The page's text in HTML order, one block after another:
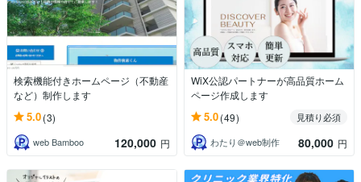
検索機能付きホームページ（不動産
など）制作します
5.0(3)
web Bamboo 120,000 円
WiX公認パートナーが高品質ホーム
ページ作成します
5.0(49)
見積り必須
わたり＠web制作
80,000 円